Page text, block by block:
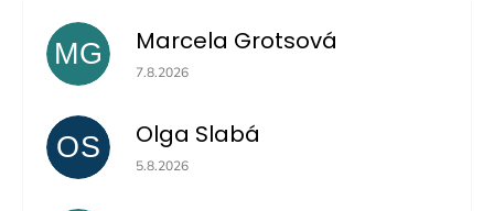
MG Marcela Grotsová
Hodnocení obchodu je 5 z 5 hvězdiček.
7.8.2026
OS Olga Slabá
Hodnocení obchodu je 5 z 5 hvězdiček.
5.8.2026